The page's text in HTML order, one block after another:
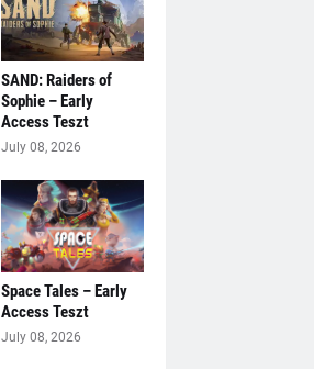
SAND: Raiders of
Sophie – Early
Access Teszt
July 08, 2026
Space Tales – Early
Access Teszt
July 08, 2026